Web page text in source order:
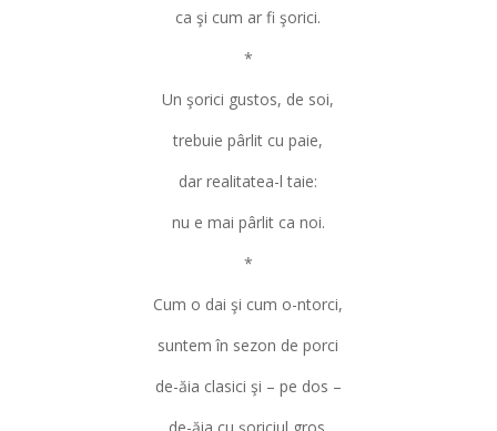
ca şi cum ar fi şorici.
*
Un şorici gustos, de soi,
trebuie pârlit cu paie,
dar realitatea-l taie:
nu e mai pârlit ca noi.
*
Cum o dai şi cum o-ntorci,
suntem în sezon de porci
de-ăia clasici şi – pe dos –